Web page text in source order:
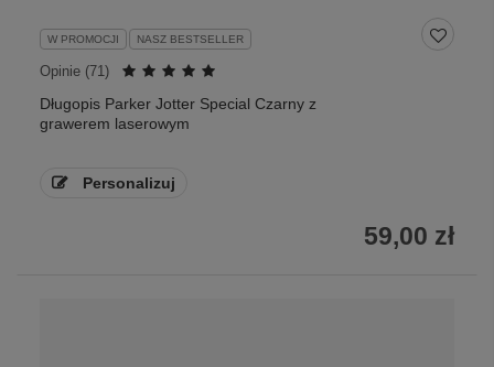
W PROMOCJI NASZ BESTSELLER
Opinie (71)
Długopis Parker Jotter Special Czarny z
grawerem laserowym
Personalizuj
59,00 zł